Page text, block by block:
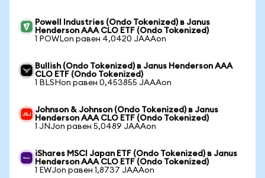
Powell Industries (Ondo Tokenized) в Janus
Henderson AAA CLO ETF (Ondo Tokenized)
1 POWLon равен 4,0420 JAAAon
Bullish (Ondo Tokenized) в Janus Henderson AAA
CLO ETF (Ondo Tokenized)
1 BLSHon равен 0,453855 JAAAon
Johnson & Johnson (Ondo Tokenized) в Janus
Henderson AAA CLO ETF (Ondo Tokenized)
1 JNJon равен 5,0489 JAAAon
iShares MSCI Japan ETF (Ondo Tokenized) в Janus
Henderson AAA CLO ETF (Ondo Tokenized)
1 EWJon равен 1,8737 JAAAon